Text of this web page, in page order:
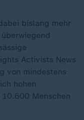
bislang mehr
Activists News
von mindestens
hohen
Menschen